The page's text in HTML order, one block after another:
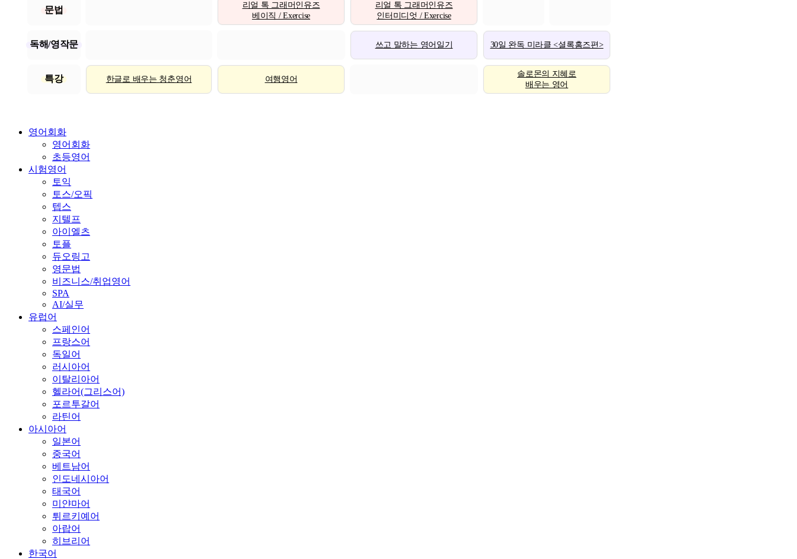
문법
리얼 톡 그래머인유즈
베이직 / Exercise
리얼 톡 그래머인유즈
인터미디엇 / Exercise
독해/영작문 쓰고 말하는 영어일기 30일 완독 미라클 <셜록홈즈편>
특강 한글로 배우는 청춘영어 여행영어
솔로몬의 지혜로
배우는 영어
영어회화
영어회화
초등영어
시험영어
토익
토스/오픽
텝스
지텔프
아이엘츠
토플
듀오링고
영문법
비즈니스/취업영어
SPA
AI/실무
유럽어
스페인어
프랑스어
독일어
러시아어
이탈리아어
헬라어(그리스어)
포르투갈어
라틴어
아시아어
일본어
중국어
베트남어
인도네시아어
태국어
미얀마어
튀르키예어
아랍어
히브리어
한국어